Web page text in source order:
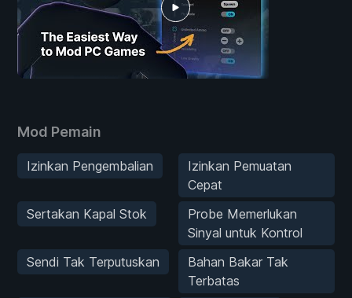
Mod Pemain
Izinkan Pengembalian
Izinkan Pemuatan
Cepat
Sertakan Kapal Stok
Probe Memerlukan
Sinyal untuk Kontrol
Sendi Tak Terputuskan
Bahan Bakar Tak
Terbatas